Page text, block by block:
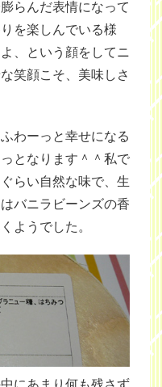
らんだ表情になって
を楽しんでいる様
、という顔をしてニ
笑顔こそ、美味しさ
わーっと幸せになる
となります＾＾私で
らい自然な味で、生
バニラビーンズの香
ようでした。
にあまり何も残さず